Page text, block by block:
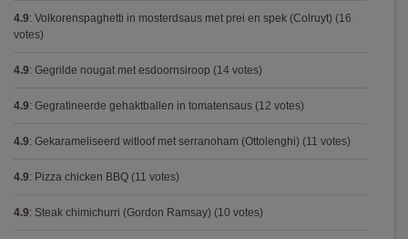
4.9: Volkorenspaghetti in mosterdsaus met prei en spek (Colruyt) (16
votes)
4.9: Gegrilde nougat met esdoornsiroop (14 votes)
4.9: Gegratineerde gehaktballen in tomatensaus (12 votes)
4.9: Gekarameliseerd witloof met serranoham (Ottolenghi) (11 votes)
4.9: Pizza chicken BBQ (11 votes)
4.9: Steak chimichurri (Gordon Ramsay) (10 votes)